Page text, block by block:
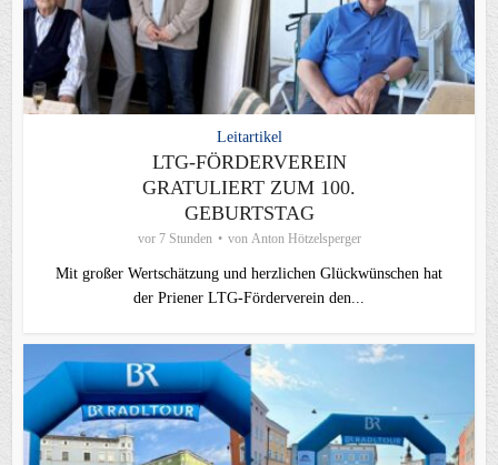
Leitartikel
LTG-FÖRDERVEREIN
GRATULIERT ZUM 100.
GEBURTSTAG
vor 7 Stunden von Anton Hötzelsperger
Mit großer Wertschätzung und herzlichen Glückwünschen hat
der Priener LTG‑Förderverein den...